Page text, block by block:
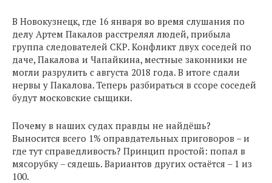
В Новокузнецк, где 16 января во время слушания по
делу Артем Пакалов расстрелял людей, прибыла
группа следователей СКР. Конфликт двух соседей по
даче, Пакалова и Чапайкина, местные законники не
могли разрулить с августа 2018 года. В итоге сдали
нервы у Пакалова. Теперь разбираться в ссоре соседей
будут московские сыщики.
Почему в наших судах правды не найдёшь?
Выносится всего 1% оправдательных приговоров – и
где тут справедливость? Принцип простой: попал в
мясорубку – сядешь. Вариантов других остаётся – 1 из
100.